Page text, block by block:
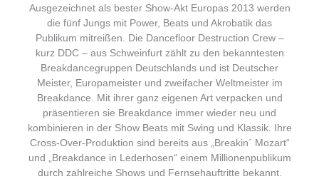
Ausgezeichnet als bester Show-Akt Europas 2013 werden
die fünf Jungs mit Power, Beats und Akrobatik das
Publikum mitreißen. Die Dancefloor Destruction Crew –
kurz DDC – aus Schweinfurt zählt zu den bekanntesten
Breakdancegruppen Deutschlands und ist Deutscher
Meister, Europameister und zweifacher Weltmeister im
Breakdance. Mit ihrer ganz eigenen Art verpacken und
präsentieren sie Breakdance immer wieder neu und
kombinieren in der Show Beats mit Swing und Klassik. Ihre
Cross-Over-Produktion sind bereits aus „Breakin´ Mozart“
und „Breakdance in Lederhosen“ einem Millionenpublikum
durch zahlreiche Shows und Fernsehauftritte bekannt.